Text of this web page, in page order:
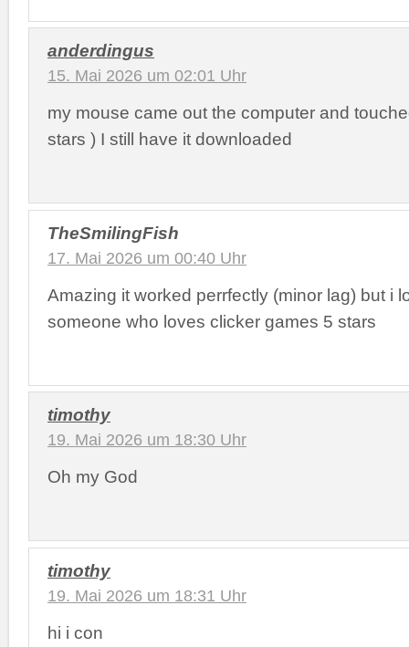
anderdingus
15. Mai 2026 um 02:01 Uhr
my mouse came out the computer and
stars ) I still have it downloaded
TheSmilingFish
17. Mai 2026 um 00:40 Uhr
Amazing it worked perrfectly (minor lag) but i
someone who loves clicker games 5 stars
timothy
19. Mai 2026 um 18:30 Uhr
Oh my God
timothy
19. Mai 2026 um 18:31 Uhr
hi i con